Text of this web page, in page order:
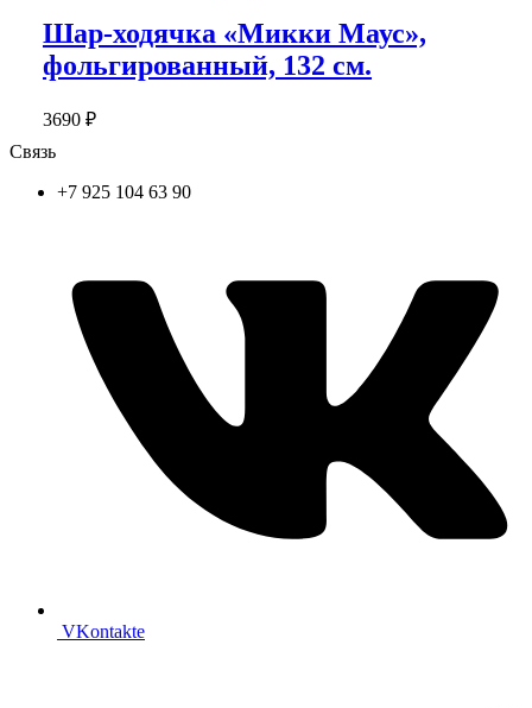
Шар-ходячка «Микки Маус»,
фольгированный, 132 см.
3690 ₽
Связь
+7 925 104 63 90
VKontakte